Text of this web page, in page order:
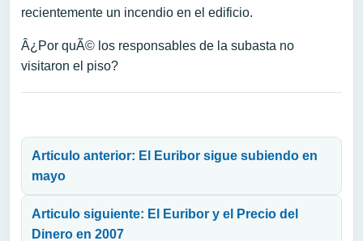
recientemente un incendio en el edificio.
Â¿Por quÃ© los responsables de la subasta no
visitaron el piso?
Articulo anterior: El Euribor sigue subiendo en
mayo
Articulo siguiente: El Euribor y el Precio del
Dinero en 2007